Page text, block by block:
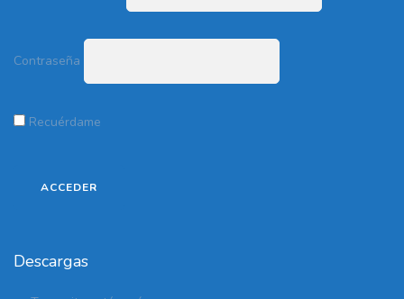
Contraseña
Recuérdame
Descargas